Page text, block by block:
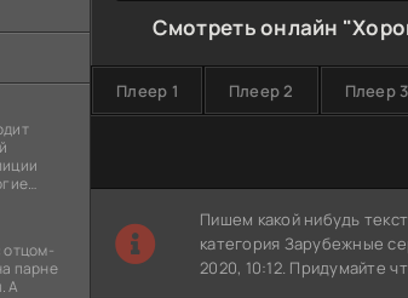
отцом-
парне
А
Смотреть онлайн
Плеер 1 Плеер 2 Плеер 3
Пишем какой нибудь
категория Зарубежные
2020, 10:12. Придумайте